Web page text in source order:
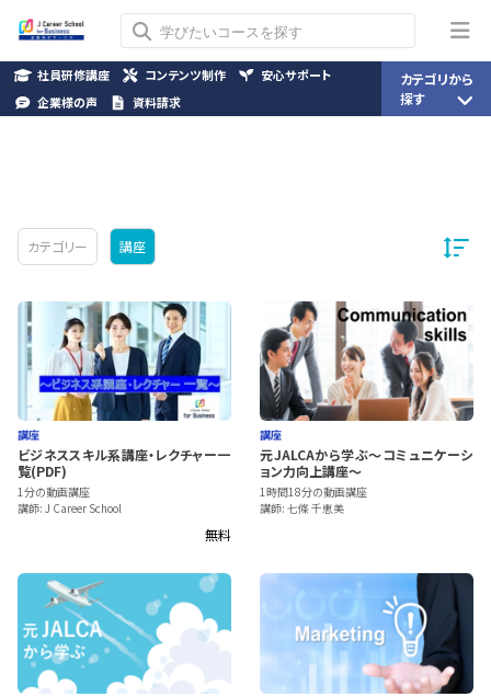
カテゴリー 講座
講座
ビジネススキル系講座・レクチャー一
覧(PDF)
1分の動画講座
講師: J Career School
無料
講座
元JALCAから学ぶ～コミュニケーシ
ョン力向上講座～
1時間18分の動画講座
講師: 七條 千恵美
社員研修講座 コンテンツ制作
安心サポート
企業様の声
資料請求
カテゴリから
探す